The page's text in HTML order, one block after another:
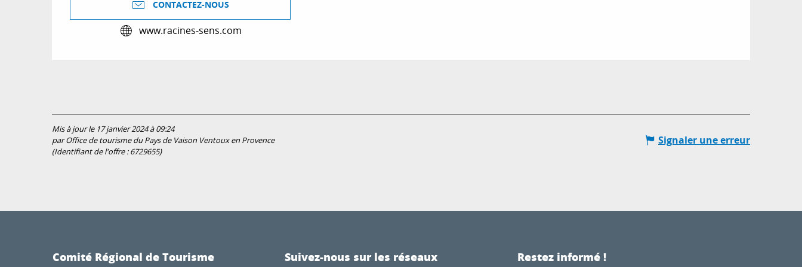
CONTACTEZ-NOUS
www.racines-sens.com
Mis à jour le 17 janvier 2024 à 09:24
par Office de tourisme du Pays de Vaison Ventoux en Provence
(Identifiant de l'offre :6729655)
Signaler une erreur
Comité Régional de Tourisme
Suivez-nous sur les réseaux
Restez informé !